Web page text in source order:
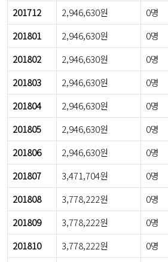
201712
2,946,630원 0명
201801
2,946,630원 0명
201802
2,946,630원 0명
201803
2,946,630원 0명
201804
2,946,630원 0명
201805
2,946,630원 0명
201806
2,946,630원 0명
201807
3,471,704원 0명
201808
3,778,222원 0명
201809
3,778,222원 0명
201810
3,778,222원 0명